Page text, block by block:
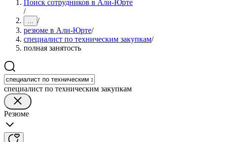
Поиск сотрудников в Али-Юрте
/
... /
резюме в Али-Юрте/
специалист по техническим закупкам/
полная занятость
специалист по техническим закупкам
Резюме